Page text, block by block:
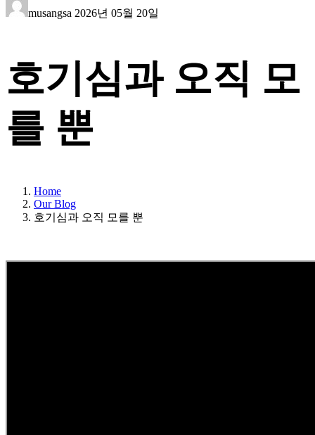
musangsa 2026년 05월 20일
호기심과 오직 모
를 뿐
Home
Our Blog
호기심과 오직 모를 뿐